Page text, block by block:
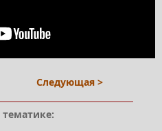
Следующая >